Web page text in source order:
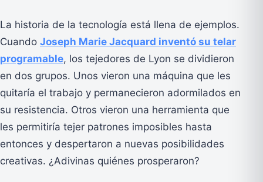
La historia de la tecnología está llena de ejemplos.
Cuando Joseph Marie Jacquard inventó su telar
programable, los tejedores de Lyon se dividieron
en dos grupos. Unos vieron una máquina que les
quitaría el trabajo y permanecieron adormilados en
su resistencia. Otros vieron una herramienta que
les permitiría tejer patrones imposibles hasta
entonces y despertaron a nuevas posibilidades
creativas. ¿Adivinas quiénes prosperaron?